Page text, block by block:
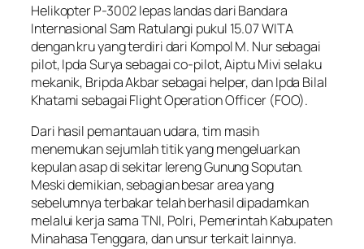
Helikopter P-3002 lepas landas dari Bandara
Internasional Sam Ratulangi pukul 15.07 WITA
dengan kru yang terdiri dari Kompol M. Nur sebagai
pilot, Ipda Surya sebagai co-pilot, Aiptu Mivi selaku
mekanik, Bripda Akbar sebagai helper, dan Ipda Bilal
Khatami sebagai Flight Operation Officer (FOO).
Dari hasil pemantauan udara, tim masih
menemukan sejumlah titik yang mengeluarkan
kepulan asap di sekitar lereng Gunung Soputan.
Meski demikian, sebagian besar area yang
sebelumnya terbakar telah berhasil dipadamkan
melalui kerja sama TNI, Polri, Pemerintah Kabupaten
Minahasa Tenggara, dan unsur terkait lainnya.